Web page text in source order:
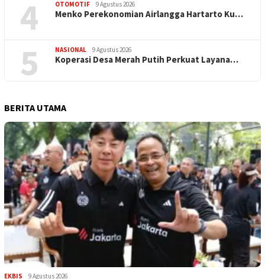
4 OTOMOTIF 9 Agustus 2026
Menko Perekonomian Airlangga Hartarto Ku…
5 NASIONAL 9 Agustus 2026
Koperasi Desa Merah Putih Perkuat Layana…
BERITA UTAMA
EKBIS 9 Agustus 2026